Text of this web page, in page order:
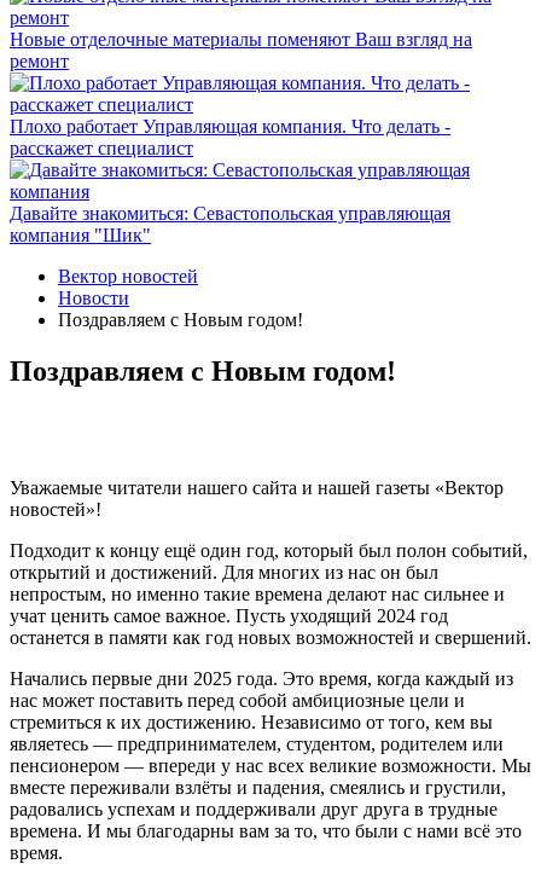
Новые отделочные материалы поменяют Ваш взгляд на
ремонт
Плохо работает Управляющая компания. Что делать -
расскажет специалист
Давайте знакомиться: Севастопольская управляющая
компания "Шик"
Вектор новостей
Новости
Поздравляем с Новым годом!
Поздравляем с Новым годом!
Уважаемые читатели нашего сайта и нашей газеты «Вектор
новостей»!
Подходит к концу ещё один год, который был полон событий,
открытий и достижений. Для многих из нас он был
непростым, но именно такие времена делают нас сильнее и
учат ценить самое важное. Пусть уходящий 2024 год
останется в памяти как год новых возможностей и свершений.
Начались первые дни 2025 года. Это время, когда каждый из
нас может поставить перед собой амбициозные цели и
стремиться к их достижению. Независимо от того, кем вы
являетесь — предпринимателем, студентом, родителем или
пенсионером — впереди у нас всех великие возможности. Мы
вместе переживали взлёты и падения, смеялись и грустили,
радовались успехам и поддерживали друг друга в трудные
времена. И мы благодарны вам за то, что были с нами всё это
время.